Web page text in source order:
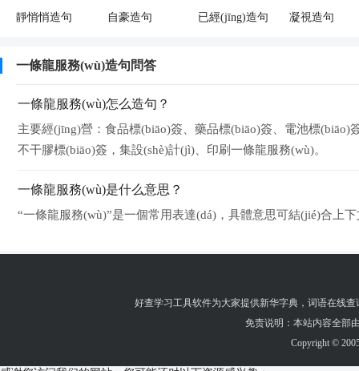
靜悄悄造句
自豪造句 已經(jīng)造句 凝視造句
一條龍服務(wù)造句問答
一條龍服務(wù)怎么造句？
主要經(jīng)營：食品標(biāo)簽、藥品標(biāo)簽、電池標
不干膠標(biāo)簽，集設(shè)計(jì)、印刷一條龍服務(wù)。
一條龍服務(wù)是什么意思？
“一條龍服務(wù)”是一個常用表達(dá)，具體意思可結(jié)合上
好查学习工具软件为大家提供新华字典 ， 词语在线查
免责说明：本站内容全部
Copyright ©